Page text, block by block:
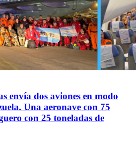
envía dos aviones en modo
Una aeronave con 75
con 25 toneladas de